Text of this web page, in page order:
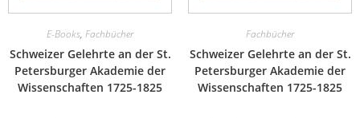
E-Books, Fachbücher
Schweizer Gelehrte an der St.
Petersburger Akademie der
Wissenschaften 1725-1825
Fachbücher
Schweizer Gelehrte an der St.
Petersburger Akademie der
Wissenschaften 1725-1825